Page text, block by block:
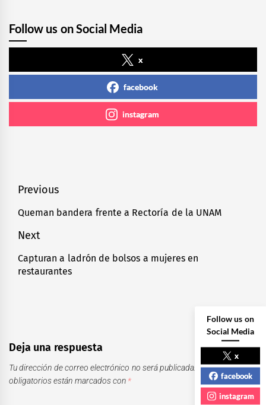
Follow us on Social Media
x
facebook
instagram
Navegación
de
entradas
Previous
Previous
Queman bandera frente a Rectoría de la UNAM
Next
Next
post:
Capturan a ladrón de bolsos a mujeres en
restaurantes
Deja una respuesta
Tu dirección de correo electrónico no será publicada.
Los campos
obligatorios están marcados con *
Follow us on
Social Media
x
facebook
instagram